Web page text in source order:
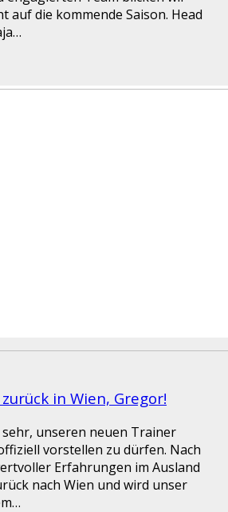
auf die kommende Saison. Head
in Wien, Gregor!
unseren neuen Trainer
vorstellen zu dürfen. Nach
Erfahrungen im Ausland
nach Wien und wird unser